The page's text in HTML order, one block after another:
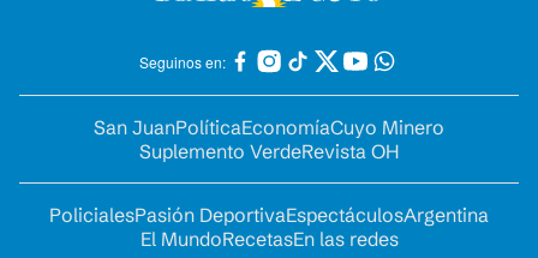
Seguinos en:
San JuanPolíticaEconomíaCuyo Minero
Suplemento VerdeRevista OH
PolicialesPasión DeportivaEspectáculosArgentina
El MundoRecetasEn las redes